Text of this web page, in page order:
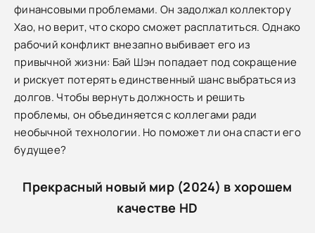
финансовыми проблемами. Он задолжал коллектору
Хао, но верит, что скоро сможет расплатиться. Однако
рабочий конфликт внезапно выбивает его из
привычной жизни: Бай Шэн попадает под сокращение
и рискует потерять единственный шанс выбраться из
долгов. Чтобы вернуть должность и решить
проблемы, он объединяется с коллегами ради
необычной технологии. Но поможет ли она спасти его
будущее?
Прекрасный новый мир (2024) в хорошем
качестве HD